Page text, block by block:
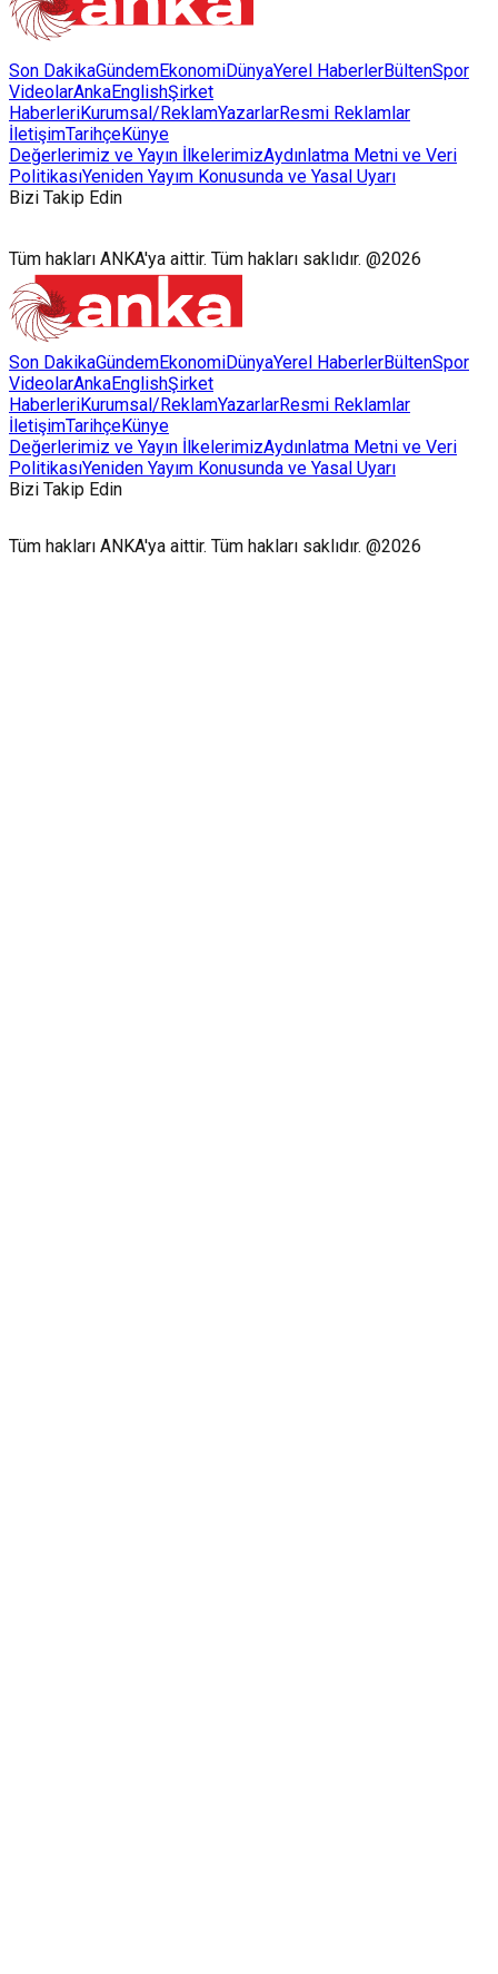
Son DakikaGündemEkonomiDünyaYerel HaberlerBültenSpor
VideolarAnkaEnglishŞirket
HaberleriKurumsal/ReklamYazarlarResmi Reklamlar
İletişimTarihçeKünye
Değerlerimiz ve Yayın İlkelerimizAydınlatma Metni ve Veri
PolitikasıYeniden Yayım Konusunda ve Yasal Uyarı
Bizi Takip Edin
Tüm hakları ANKA'ya aittir. Tüm hakları saklıdır. @2026
Son DakikaGündemEkonomiDünyaYerel HaberlerBültenSpor
VideolarAnkaEnglishŞirket
HaberleriKurumsal/ReklamYazarlarResmi Reklamlar
İletişimTarihçeKünye
Değerlerimiz ve Yayın İlkelerimizAydınlatma Metni ve Veri
PolitikasıYeniden Yayım Konusunda ve Yasal Uyarı
Bizi Takip Edin
Tüm hakları ANKA'ya aittir. Tüm hakları saklıdır. @2026